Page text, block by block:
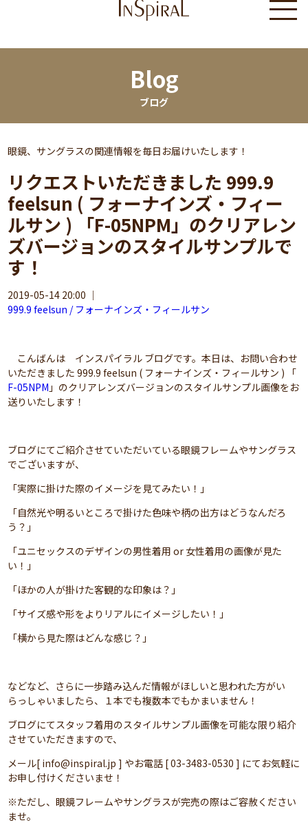
Blog
ブログ
眼鏡、サングラスの関連情報を毎日お届けいたします！
リクエストいただきました 999.9
feelsun ( フォーナインズ・フィー
ルサン ) 「F-05NPM」のクリアレン
ズバージョンのスタイルサンプルで
す！
2019-05-14 20:00 ｜
999.9 feelsun / フォーナインズ・フィールサン
こんばんは インスパイラル ブログです。本日は、お問い合わせ
いただきました 999.9 feelsun ( フォーナインズ・フィールサン ) 「
F-05NPM 」のクリアレンズバージョンのスタイルサンプル画像をお
送りいたします！
ブログにてご紹介させていただいている眼鏡フレームやサングラス
でございますが、
「実際に掛けた際のイメージを見てみたい！」
「自然光や明るいところで掛けた色味や柄の出方はどうなんだろ
う？」
「ユニセックスのデザインの男性着用 or 女性着用の画像が見た
い！」
「ほかの人が掛けた客観的な印象は？」
「サイズ感や形をよりリアルにイメージしたい！」
「横から見た際はどんな感じ？」
などなど、さらに一歩踏み込んだ情報がほしいと思われた方がい
らっしゃいましたら、１本でも複数本でもかまいません！
ブログにてスタッフ着用のスタイルサンプル画像を可能な限り紹介
させていただきますので、
メール[ info@inspiral.jp ] やお電話 [ 03-3483-0530 ] にてお気軽に
お申し付けくださいませ！
※ただし、眼鏡フレームやサングラスが完売の際はご容赦ください
ませ。